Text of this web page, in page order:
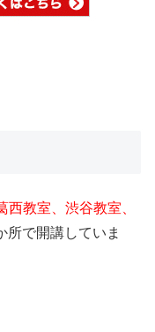
西教室、渋谷教室、
所で開講していま